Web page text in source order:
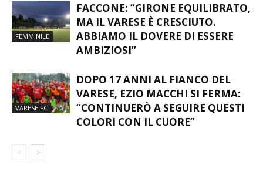
FEMMINILE
FACCONE: “GIRONE EQUILIBRATO,
MA IL VARESE È CRESCIUTO.
ABBIAMO IL DOVERE DI ESSERE
AMBIZIOSI”
VARESE FC
DOPO 17 ANNI AL FIANCO DEL
VARESE, EZIO MACCHI SI FERMA:
“CONTINUERÒ A SEGUIRE QUESTI
COLORI CON IL CUORE”